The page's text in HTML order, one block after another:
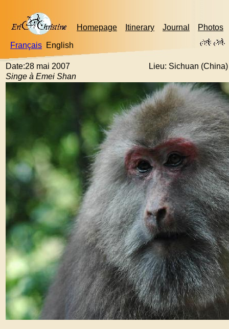
Français English
Homepage Itinerary Journal Photos
Date:28 mai 2007
Lieu: Sichuan (China)
Singe à Emei Shan